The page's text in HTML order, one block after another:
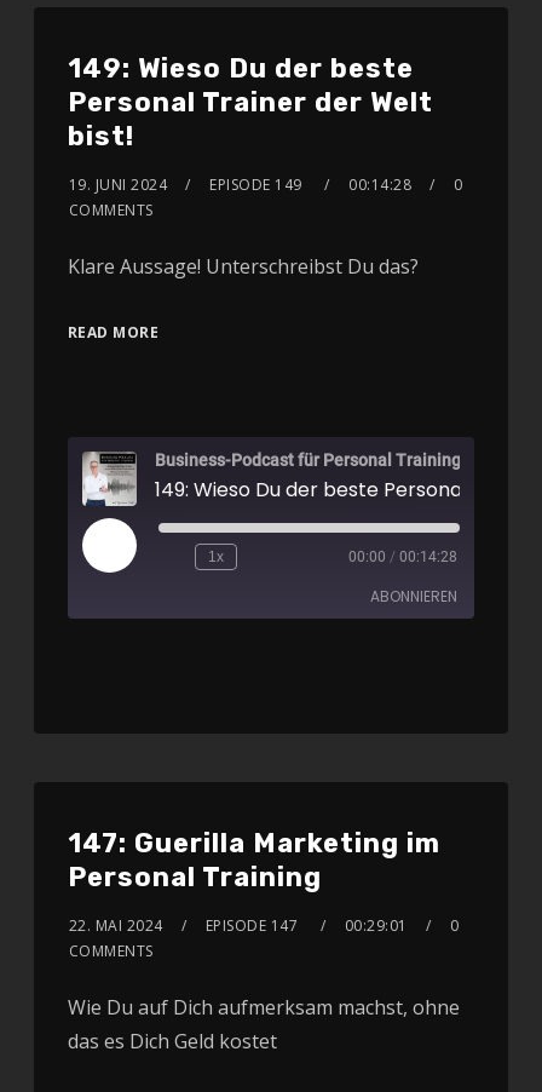
149: Wieso Du der beste
Personal Trainer der Welt
bist!
19. JUNI 2024 EPISODE 149 00:14:28
0
COMMENTS
Klare Aussage! Unterschreibst Du das?
READ MORE
Business-Podcast für Personal Training
1x 00:00 / 00:14:28
ABONNIEREN
147: Guerilla Marketing im
Personal Training
22. MAI 2024 EPISODE 147 00:29:01
0
COMMENTS
Wie Du auf Dich aufmerksam machst, ohne
das es Dich Geld kostet